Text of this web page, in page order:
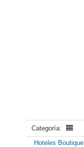
Categoría:
Hoteles Boutique